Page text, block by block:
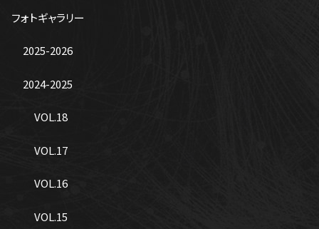
フォトギャラリー
2025-2026
2024-2025
VOL.18
VOL.17
VOL.16
VOL.15